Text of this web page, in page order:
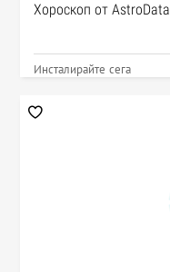
Хороскоп от AstroData
Инсталирайте сега